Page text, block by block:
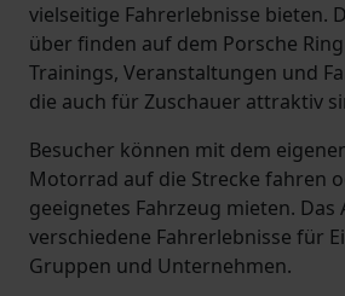
vielseitige Fahrerlebnisse bieten.
über finden auf dem Porsche
Trainings, Veranstaltungen und
die auch für Zuschauer attraktiv
Besucher können mit dem
Motorrad auf die Strecke fahren
geeignetes Fahrzeug mieten.
verschiedene Fahrerlebnisse für
Gruppen und Unternehmen.